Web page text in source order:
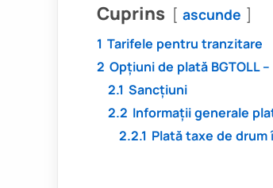
Cuprins ascunde
1 Tarifele pentru tranzitare
2 Opțiuni de plată BGTOLL
2.1 Sancțiuni
2.2 Informații generale
2.2.1 Plată taxe de